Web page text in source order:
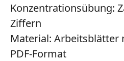
Konzentrationsübung:
Ziffern
Material: Arbeitsblätter
PDF-Format